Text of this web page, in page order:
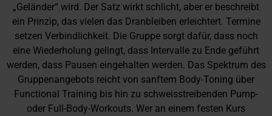
„Geländer“ wird. Der Satz wirkt schlicht, aber er beschreibt
ein Prinzip, das vielen das Dranbleiben erleichtert. Termine
setzen Verbindlichkeit. Die Gruppe sorgt dafür, dass noch
eine Wiederholung gelingt, dass Intervalle zu Ende geführt
werden, dass Pausen eingehalten werden. Das Spektrum des
Gruppenangebots reicht von sanftem Body-Toning über
Functional Training bis hin zu schweisstreibenden Pump-
oder Full-Body-Workouts. Wer an einem festen Kurs